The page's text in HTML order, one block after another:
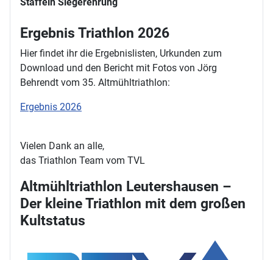
Ergebnis Triathlon 2026
Hier findet ihr die Ergebnislisten, Urkunden zum
Download und den Bericht mit Fotos von Jörg
Behrendt vom 35. Altmühltriathlon:
Ergebnis 2026
Vielen Dank an alle,
das Triathlon Team vom TVL
Altmühltriathlon Leutershausen –
Der kleine Triathlon mit dem großen
Kultstatus